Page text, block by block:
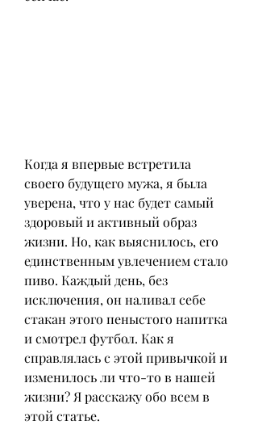
Когда я впервые встретила
своего будущего мужа, я была
уверена, что у нас будет самый
здоровый и активный образ
жизни. Но, как выяснилось, его
единственным увлечением стало
пиво. Каждый день, без
исключения, он наливал себе
стакан этого пеныстого напитка
и смотрел футбол. Как я
справлялась с этой привычкой и
изменилось ли что-то в нашей
жизни? Я расскажу обо всем в
этой статье.